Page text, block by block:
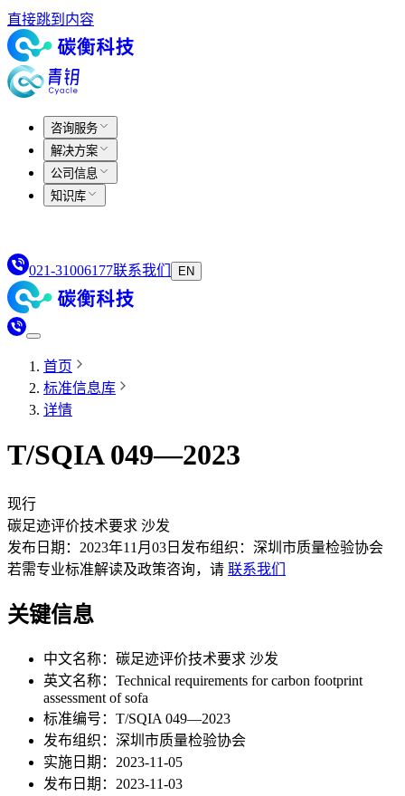
直接跳到内容
咨询服务
解决方案
公司信息
知识库
021-31006177联系我们 EN
首页
标准信息库
详情
T/SQIA 049—2023
现行
碳足迹评价技术要求 沙发
发布日期： 2023年11月03日 发布组织： 深圳市质量检验协会
若需专业标准解读及政策咨询，请 联系我们
关键信息
中文名称： 碳足迹评价技术要求 沙发
英文名称： Technical requirements for carbon footprint
assessment of sofa
标准编号： T/SQIA 049—2023
发布组织： 深圳市质量检验协会
实施日期： 2023-11-05
发布日期： 2023-11-03